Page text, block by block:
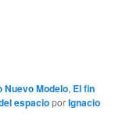
Nuevo Modelo, El fin
espacioporIgnacio